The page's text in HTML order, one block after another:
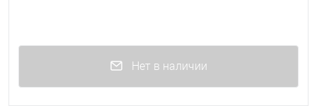
Нет в наличии